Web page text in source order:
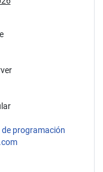
de programación